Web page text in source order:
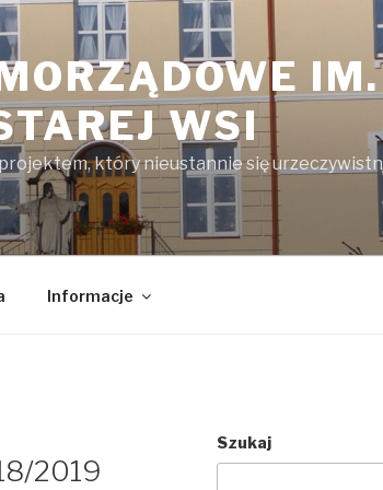
WSI
który nieustannie się
Informacje
2019
Szukaj